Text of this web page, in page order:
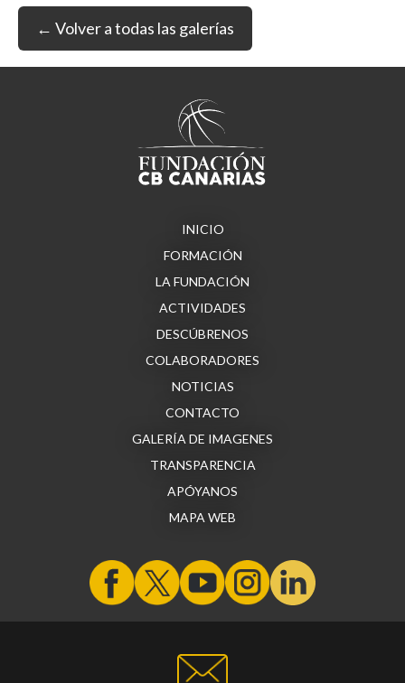
← Volver a todas las galerías
INICIO
FORMACIÓN
LA FUNDACIÓN
ACTIVIDADES
DESCÚBRENOS
COLABORADORES
NOTICIAS
CONTACTO
GALERÍA DE IMAGENES
TRANSPARENCIA
APÓYANOS
MAPA WEB